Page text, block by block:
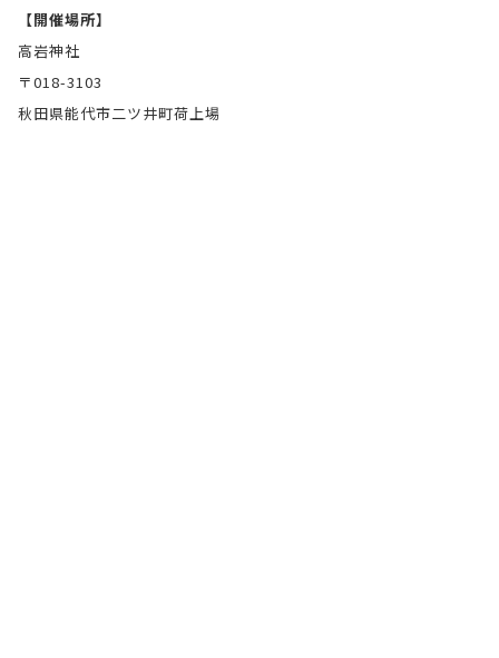
【開催場所】
高岩神社
〒018-3103
秋田県能代市二ツ井町荷上場